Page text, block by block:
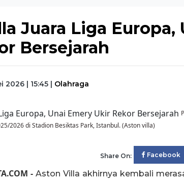
Juara Liga Europa,
Bersejarah
2026 | 15:45 | Olahraga
2026 di Stadion Besiktas Park, Istanbul. (Aston villa)
Share On: Facebook
- Aston Villa akhirnya kembali